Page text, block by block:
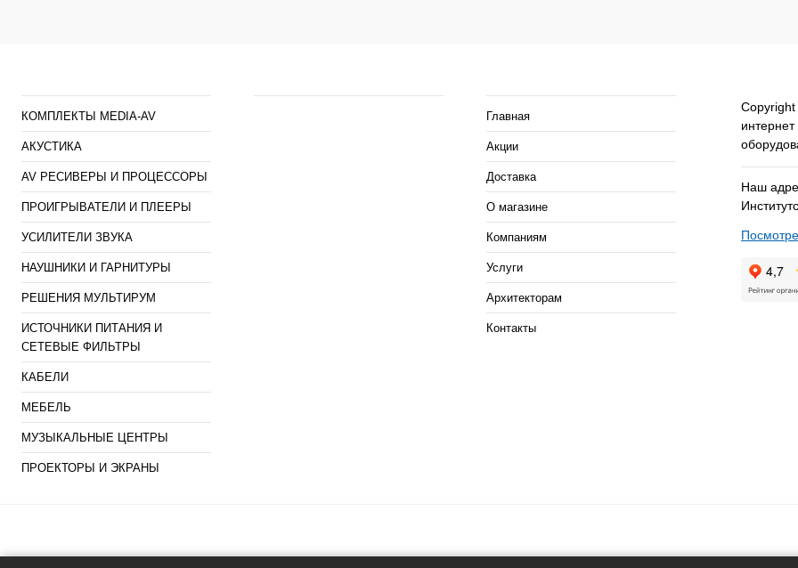
КОМПЛЕКТЫ MEDIA-AV
АКУСТИКА
AV РЕСИВЕРЫ И ПРОЦЕССОРЫ
ПРОИГРЫВАТЕЛИ И ПЛЕЕРЫ
УСИЛИТЕЛИ ЗВУКА
НАУШНИКИ И ГАРНИТУРЫ
РЕШЕНИЯ МУЛЬТИРУМ
ИСТОЧНИКИ ПИТАНИЯ И
СЕТЕВЫЕ ФИЛЬТРЫ
КАБЕЛИ
МЕБЕЛЬ
МУЗЫКАЛЬНЫЕ ЦЕНТРЫ
ПРОЕКТОРЫ И ЭКРАНЫ
Главная
Акции
Доставка
О магазине
Компаниям
Услуги
Архитекторам
Контакты
Наш